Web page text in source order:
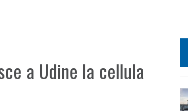
a Udine la cellula